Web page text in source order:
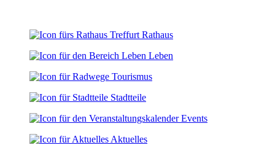
Rathaus
Leben
Tourismus
Stadtteile
Events
Aktuelles